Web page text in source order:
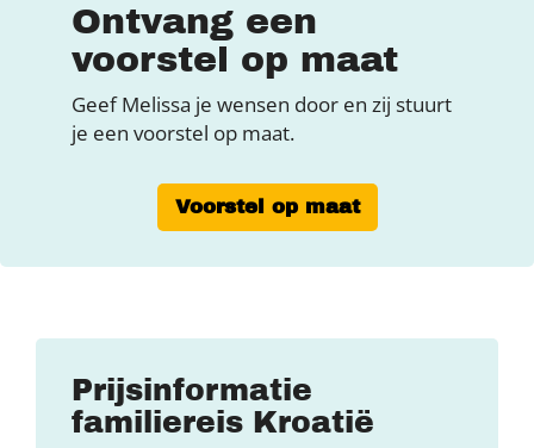
Ontvang een
voorstel op maat
Geef Melissa je wensen door en zij stuurt
je een voorstel op maat.
Voorstel op maat
Prijsinformatie
familiereis Kroatië